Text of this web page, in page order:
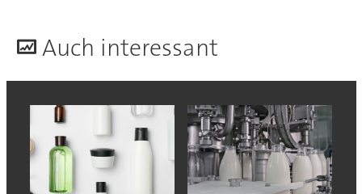
Auch interessant